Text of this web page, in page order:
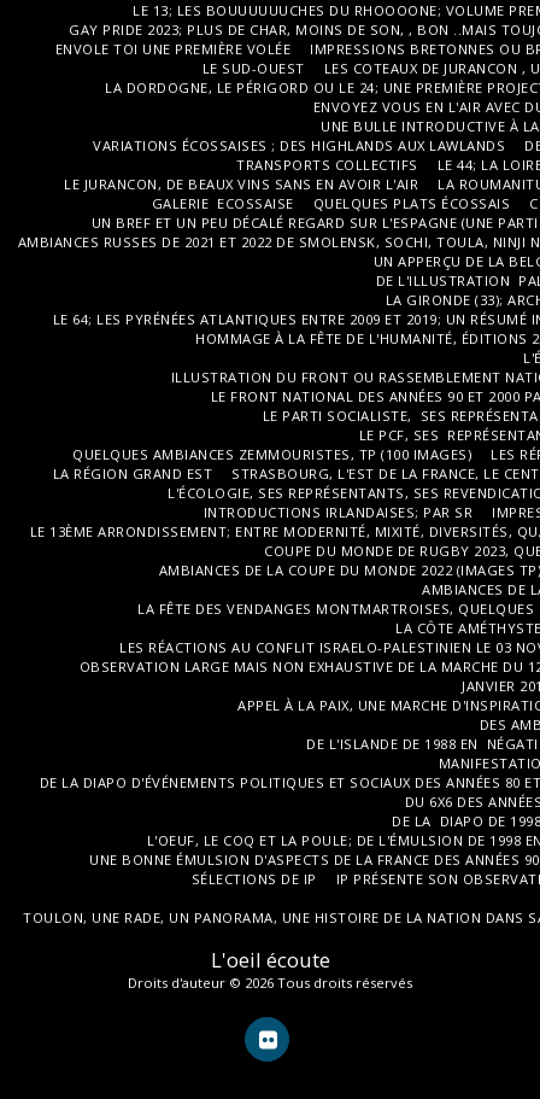
L'oeil écoute
Droits d'auteur © 2026 Tous droits réservés
LE 13; LES BOUUUUUUCHES DU RHOOOONE; VOLUME
GAY PRIDE 2023; PLUS DE CHAR, MOINS DE SON, , BON ..MAIS
ENVOLE TOI UNE PREMIÈRE VOLÉE
IMPRESSIONS BRETONNES OU
LE SUD-OUEST
LES COTEAUX DE JURANCON
LA DORDOGNE, LE PÉRIGORD OU LE 24; UNE PREMIÈRE
ENVOYEZ VOUS EN L'AIR
UNE BULLE INTRODUCTIVE À
VARIATIONS ÉCOSSAISES ; DES HIGHLANDS AUX LAWLANDS
TRANSPORTS COLLECTIFS
LE 44; LA
LE JURANCON, DE BEAUX VINS SANS EN AVOIR L'AIR
LA
GALERIE ECOSSAISE
QUELQUES PLATS ÉCOSSAIS
UN BREF ET UN PEU DÉCALÉ REGARD SUR L'ESPAGNE (UNE
AMBIANCES RUSSES DE 2021 ET 2022 DE SMOLENSK, SOCHI, TOULA, NINJI
UN APPERÇU DE LA
DE L'ILLUSTRATION
LA GIRONDE (33);
LE 64; LES PYRÉNÉES ATLANTIQUES ENTRE 2009 ET 2019; UN RÉSUMÉ
HOMMAGE À LA FÊTE DE L'HUMANITÉ, ÉDITIONS
ILLUSTRATION DU FRONT OU RASSEMBLEMENT
LE FRONT NATIONAL DES ANNÉES 90 ET 2000
LE PARTI SOCIALISTE, SES
LE PCF, SES
QUELQUES AMBIANCES ZEMMOURISTES, TP (100 IMAGES)
LES
LA RÉGION GRAND EST
STRASBOURG, L'EST DE LA FRANCE, LE
L'ÉCOLOGIE, SES REPRÉSENTANTS, SES
INTRODUCTIONS IRLANDAISES; PAR SR
LE 13ÈME ARRONDISSEMENT; ENTRE MODERNITÉ, MIXITÉ, DIVERSITÉS,
COUPE DU MONDE DE RUGBY 2023,
AMBIANCES DE LA COUPE DU MONDE 2022 (IMAGES TP)
AMBIANCES DE
LA FÊTE DES VENDANGES MONTMARTROISES,
LA CÔTE
LES RÉACTIONS AU CONFLIT ISRAELO-PALESTINIEN LE 03
OBSERVATION LARGE MAIS NON EXHAUSTIVE DE LA MARCHE DU
JANVIER
APPEL À LA PAIX, UNE MARCHE
DES
DE L'ISLANDE DE 1988 EN
DE LA DIAPO D'ÉVÉNEMENTS POLITIQUES ET SOCIAUX DES ANNÉES 80
DU 6X6 DES
DE LA DIAPO DE
L'OEUF, LE COQ ET LA POULE; DE L'ÉMULSION DE 1998
UNE BONNE ÉMULSION D'ASPECTS DE LA FRANCE DES ANNÉES
SÉLECTIONS DE IP
IP PRÉSENTE SON
TOULON, UNE RADE, UN PANORAMA, UNE HISTOIRE DE LA NATION DANS